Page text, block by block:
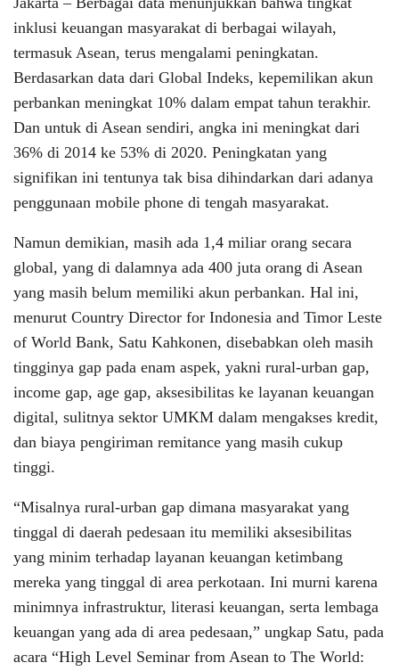
inklusi keuangan masyarakat di berbagai wilayah,
termasuk Asean, terus mengalami peningkatan.
Berdasarkan data dari Global Indeks, kepemilikan akun
perbankan meningkat 10% dalam empat tahun terakhir.
Dan untuk di Asean sendiri, angka ini meningkat dari
36% di 2014 ke 53% di 2020. Peningkatan yang
signifikan ini tentunya tak bisa dihindarkan dari adanya
penggunaan mobile phone di tengah masyarakat.
Namun demikian, masih ada 1,4 miliar orang secara
global, yang di dalamnya ada 400 juta orang di Asean
yang masih belum memiliki akun perbankan. Hal ini,
menurut Country Director for Indonesia and Timor Leste
of World Bank, Satu Kahkonen, disebabkan oleh masih
tingginya gap pada enam aspek, yakni rural-urban gap,
income gap, age gap, aksesibilitas ke layanan keuangan
digital, sulitnya sektor UMKM dalam mengakses kredit,
dan biaya pengiriman remitance yang masih cukup
tinggi.
“Misalnya rural-urban gap dimana masyarakat yang
tinggal di daerah pedesaan itu memiliki aksesibilitas
yang minim terhadap layanan keuangan ketimbang
mereka yang tinggal di area perkotaan. Ini murni karena
minimnya infrastruktur, literasi keuangan, serta lembaga
keuangan yang ada di area pedesaan,” ungkap Satu, pada
acara “High Level Seminar from Asean to The World: